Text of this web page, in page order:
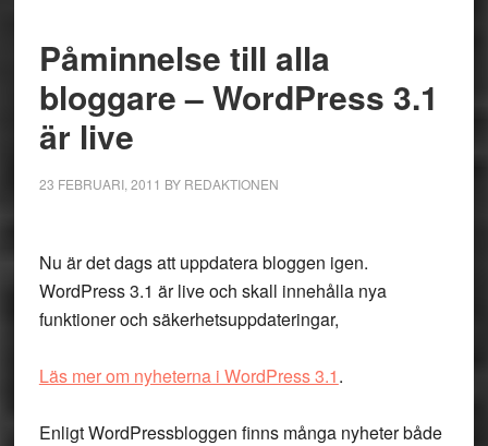
Påminnelse till alla
bloggare – WordPress 3.1
är live
23 FEBRUARI, 2011 BY REDAKTIONEN
Nu är det dags att uppdatera bloggen igen.
WordPress 3.1 är live och skall innehålla nya
funktioner och säkerhetsuppdateringar,
Läs mer om nyheterna i WordPress 3.1.
Enligt WordPressbloggen finns många nyheter både